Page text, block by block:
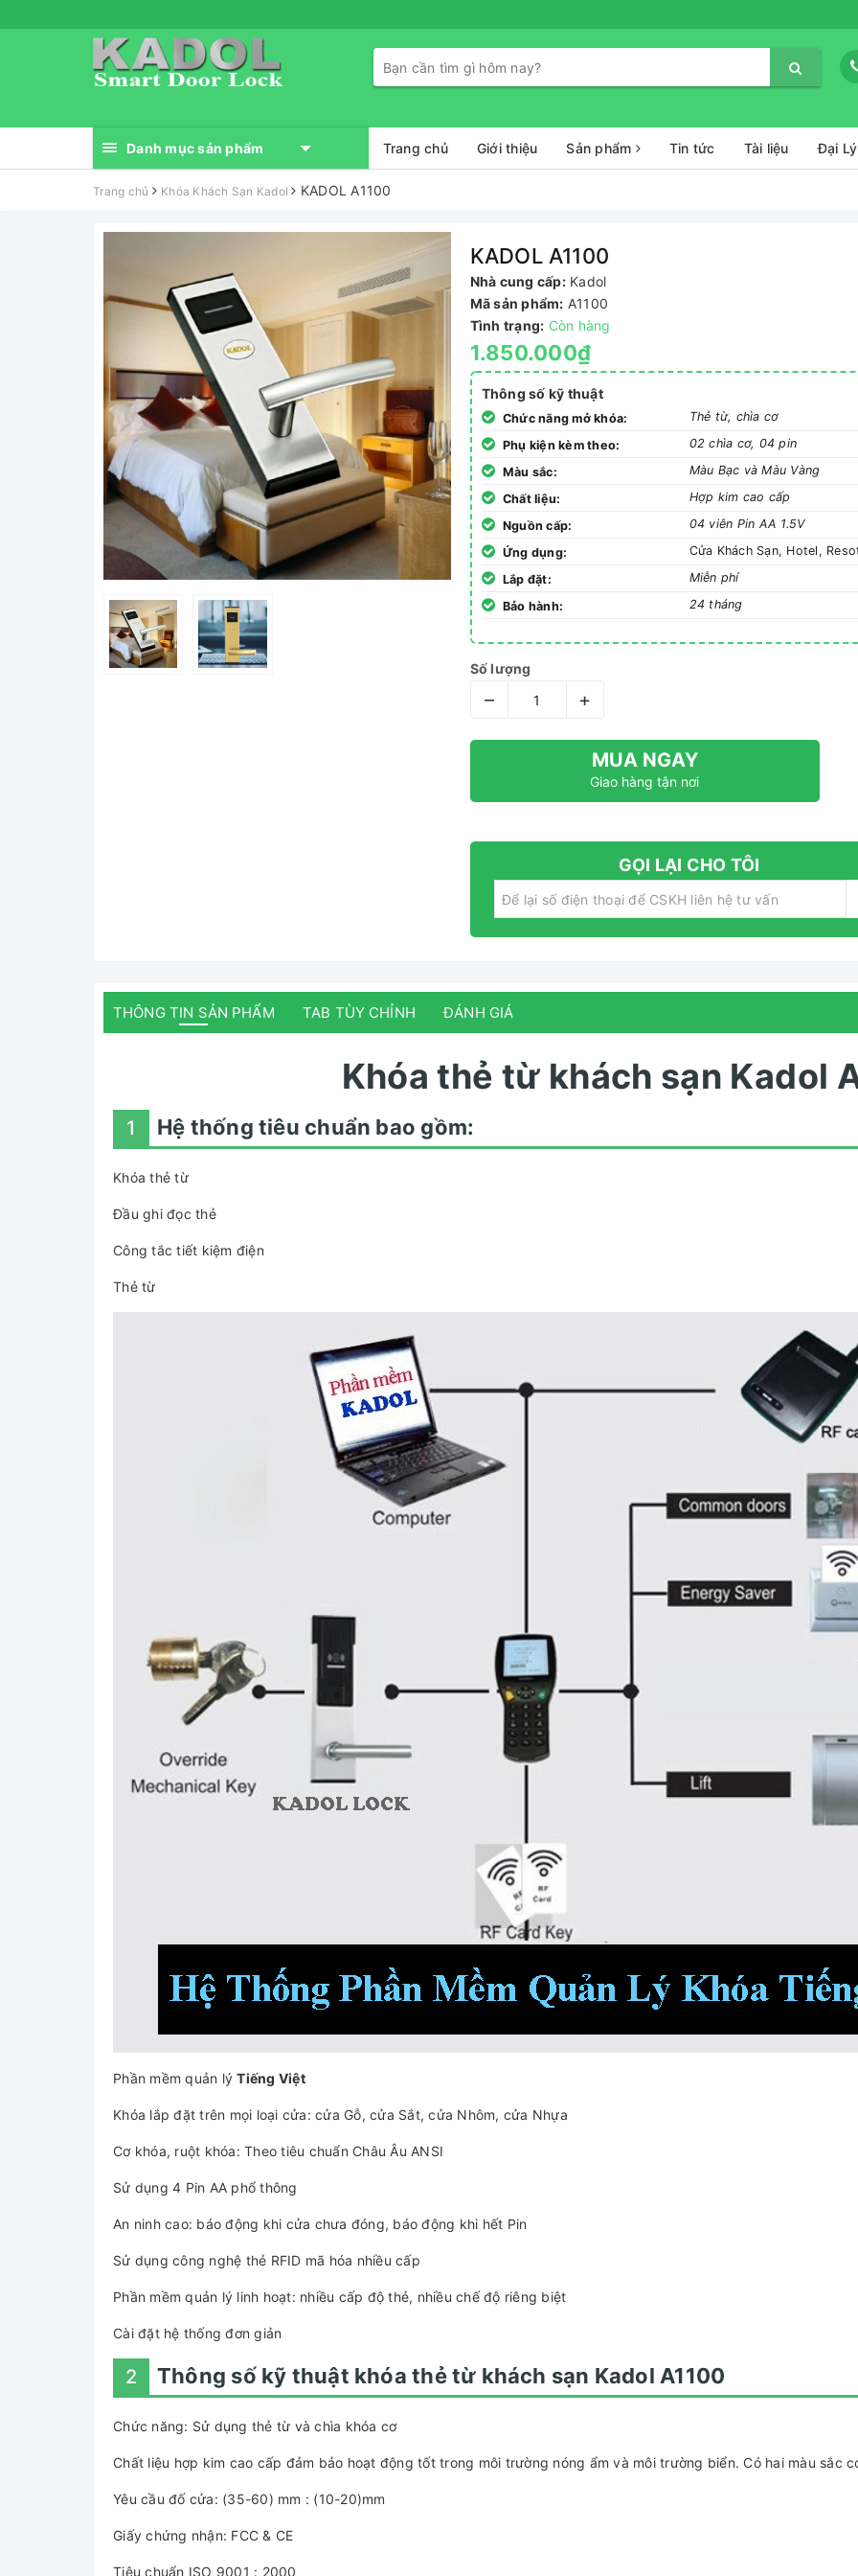
Danh mục sản phẩm Trang chủ Giới thiệu Sản phẩm Tin tức Tài liệu Đại
Trang chủ Khóa Khách Sạn Kadol KADOL A1100
KADOL A1100
Nhà cung cấp: Kadol
Mã sản phẩm: A1100
Tình trạng: Còn hàng
1.850.000₫
Thông số kỹ thuật
Chức năng mở khóa: Thẻ từ, chìa cơ
Phụ kiện kèm theo: 02 chìa cơ, 04 pin
Màu sắc: Màu Bạc và Màu Vàng
Chất liệu: Hợp kim cao cấp
Nguồn cấp: 04 viên Pin AA 1.5V
Ứng dụng: Cửa Khách Sạn, Hotel,
Lắp đặt: Miễn phí
Bảo hành: 24 tháng
Số lượng
– +
MUA NGAY
Giao hàng tận nơi
GỌI LẠI CHO TÔI
THÔNG TIN SẢN PHẨM TAB TÙY CHỈNH ĐÁNH GIÁ
Khóa thẻ từ khách sạn Kadol
1 Hệ thống tiêu chuẩn bao gồm:
Khóa thẻ từ
Đầu ghi đọc thẻ
Công tắc tiết kiệm điện
Thẻ từ
Phần mềm quản lýTiếng Việt
Khóa lắp đặt trên mọi loại cửa: cửa Gỗ, cửa Sắt, cửa Nhôm, cửa Nhựa
Cơ khóa, ruột khóa: Theo tiêu chuẩn Châu Âu ANSI
Sử dụng 4 Pin AA phổ thông
An ninh cao: báo động khi cửa chưa đóng, báo động khi hết Pin
Sử dụng công nghệ thẻ RFID mã hóa nhiều cấp
Phần mềm quản lý linh hoạt: nhiều cấp độ thẻ, nhiều chế độ riêng biệt
Cài đặt hệ thống đơn giản
2 Thông số kỹ thuật khóa thẻ từ khách sạn Kadol A1100
Chức năng: Sử dụng thẻ từ và chìa khóa cơ
Chất liệu hợp kim cao cấp đảm bảo hoạt động tốt trong môi trường nóng ẩm và môi trường biển. Có hai màu sắc
Yêu cầu đố cửa: (35-60) mm : (10-20)mm
Giấy chứng nhận: FCC & CE
Tiêu chuẩn ISO 9001 : 2000